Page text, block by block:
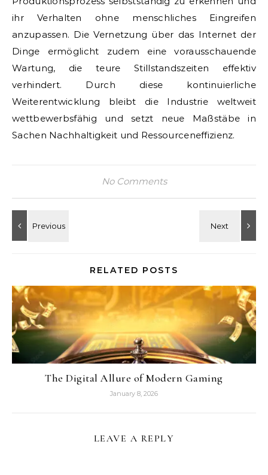
ihr Verhalten ohne menschliches Eingreifen
anzupassen. Die Vernetzung über das Internet der
Dinge ermöglicht zudem eine vorausschauende
Wartung, die teure Stillstandszeiten effektiv
verhindert. Durch diese kontinuierliche
Weiterentwicklung bleibt die Industrie weltweit
wettbewerbsfähig und setzt neue Maßstäbe in
Sachen Nachhaltigkeit und Ressourceneffizienz.
No Comments
RELATED POSTS
The Digital Allure of Modern Gaming
January 8, 2026
LEAVE A REPLY